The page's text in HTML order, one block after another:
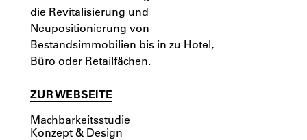
die Revitalisierung und
Neupositionierung von
Bestandsimmobilien bis in zu Hotel,
Büro oder Retailfächen.
ZUR WEBSEITE
Machbarkeitsstudie
Konzept & Design